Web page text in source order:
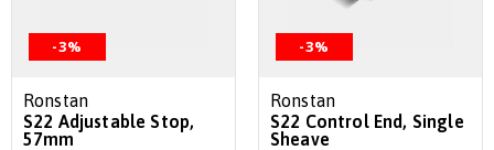
-3%
Ronstan
S22 Adjustable Stop,
57mm
-3%
Ronstan
S22 Control End, Single
Sheave